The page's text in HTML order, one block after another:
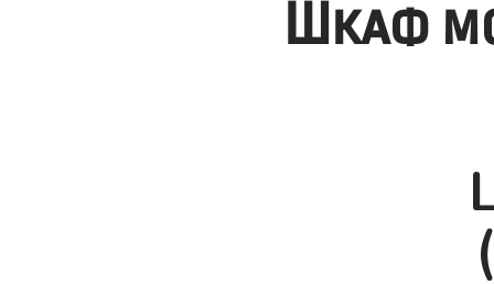
Шкаф